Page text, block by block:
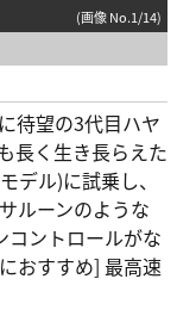
(画像 No.1/14)
待望の3代目ハヤ
長く生き長らえた
デル)に試乗し、
ルーンのような
ントロールがな
おすすめ] 最高速